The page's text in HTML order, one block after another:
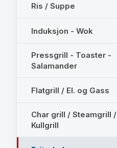
Ris / Suppe
Induksjon - Wok
Pressgrill - Toaster -
Salamander
Flatgrill / El. og Gass
Char grill / Steamgrill /
Kullgrill